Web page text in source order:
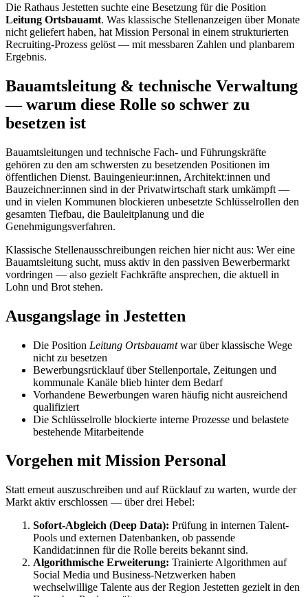
Die Rathaus Jestetten suchte eine Besetzung für die Position
Leitung Ortsbauamt. Was klassische Stellenanzeigen über Monate
nicht geliefert haben, hat Mission Personal in einem strukturierten
Recruiting-Prozess gelöst — mit messbaren Zahlen und planbarem
Ergebnis.
Bauamtsleitung & technische Verwaltung
— warum diese Rolle so schwer zu
besetzen ist
Bauamtsleitungen und technische Fach- und Führungskräfte
gehören zu den am schwersten zu besetzenden Positionen im
öffentlichen Dienst. Bauingenieur:innen, Architekt:innen und
Bauzeichner:innen sind in der Privatwirtschaft stark umkämpft —
und in vielen Kommunen blockieren unbesetzte Schlüsselrollen den
gesamten Tiefbau, die Bauleitplanung und die
Genehmigungsverfahren.
Klassische Stellenausschreibungen reichen hier nicht aus: Wer eine
Bauamtsleitung sucht, muss aktiv in den passiven Bewerbermarkt
vordringen — also gezielt Fachkräfte ansprechen, die aktuell in
Lohn und Brot stehen.
Ausgangslage in Jestetten
Die Position Leitung Ortsbauamtwar über klassische Wege
nicht zu besetzen
Bewerbungsrücklauf über Stellenportale, Zeitungen und
kommunale Kanäle blieb hinter dem Bedarf
Vorhandene Bewerbungen waren häufig nicht ausreichend
qualifiziert
Die Schlüsselrolle blockierte interne Prozesse und belastete
bestehende Mitarbeitende
Vorgehen mit Mission Personal
Statt erneut auszuschreiben und auf Rücklauf zu warten, wurde der
Markt aktiv erschlossen — über drei Hebel:
Sofort-Abgleich (Deep Data): Prüfung in internen Talent-
Pools und externen Datenbanken, ob passende
Kandidat:innen für die Rolle bereits bekannt sind.
Algorithmische Erweiterung: Trainierte Algorithmen auf
Social Media und Business-Netzwerken haben
wechselwillige Talente aus der Region Jestetten gezielt in den